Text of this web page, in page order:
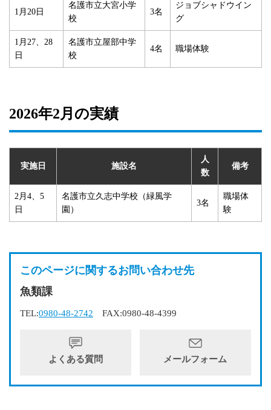
1月20日
名護市立大宮小学
校
3名
ジョブシャドウイン
グ
1月27、28
日
名護市立屋部中学
校
4名 職場体験
2026年2月の実績
実施日 施設名
人
数
備考
2月4、5
日
名護市立久志中学校（緑風学
園）
3名
職場体
験
このページに関するお問い合わせ先
魚類課
TEL:0980-48-2742 FAX:0980-48-4399
よくある質問 メールフォーム